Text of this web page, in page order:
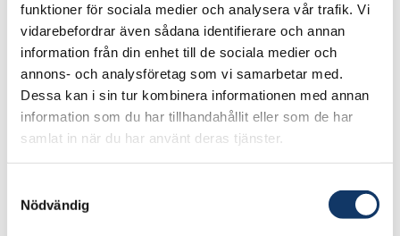
funktioner för sociala medier och analysera vår trafik. Vi
vidarebefordrar även sådana identifierare och annan
information från din enhet till de sociala medier och
annons- och analysföretag som vi samarbetar med.
Dessa kan i sin tur kombinera informationen med annan
information som du har tillhandahållit eller som de har
samlat in när du har använt deras tjänster.
Nödvändig
järnsvamp som råvara till framtidens
stålproduktion. En järnråvara som är
kostnadseffektiv, koldioxidnegativ och som
förbrukar mindre än 10% av den elenergi som
vätgasprocesserna kräver.
mera.